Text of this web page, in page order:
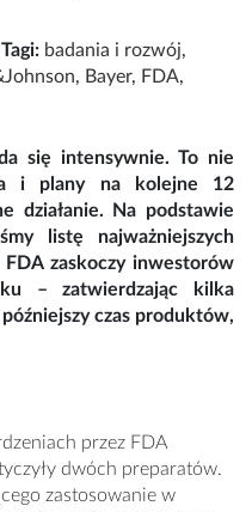
Tagi: badania i rozwój,
, Bayer, FDA,
się intensywnie. To nie
i plany na kolejne 12
działanie. Na podstawie
listę najważniejszych
zaskoczy inwestorów
– zatwierdzając kilka
czas produktów,
przez FDA
dwóch preparatów.
zastosowanie w